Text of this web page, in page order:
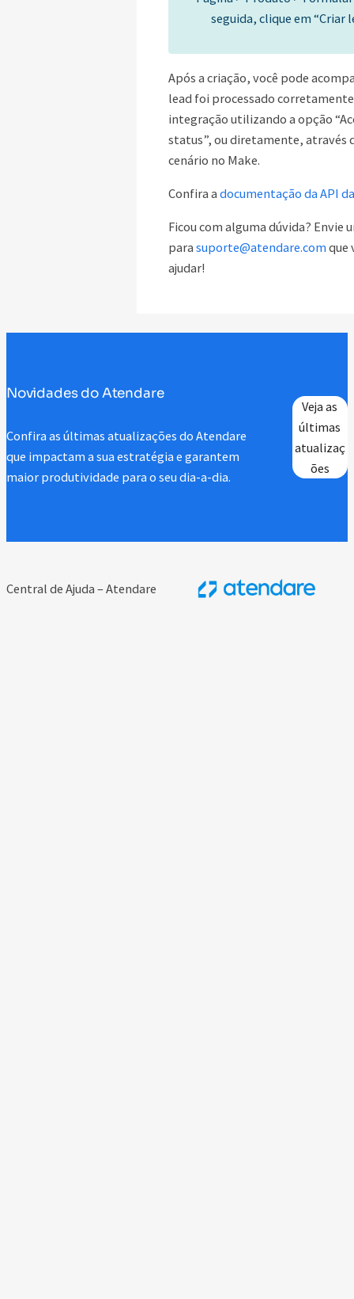
seguida, clique em “Criar
Após a criação, você pode
lead foi processado
integração utilizando a opção
status”, ou diretamente, através
cenário no Make.
Confira a documentação da API
Ficou com alguma dúvida? Envie
para suporte@atendare.com que
ajudar!
Novidades do Atendare
Confira as últimas atualizações do Atendare
que impactam a sua estratégia e garantem
maior produtividade para o seu dia-a-dia.
Veja as
últimas
atualizaç
ões
Central de Ajuda – Atendare